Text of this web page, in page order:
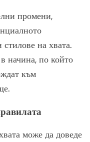
промени,
на хвата.
начина, по който
към
може да доведе